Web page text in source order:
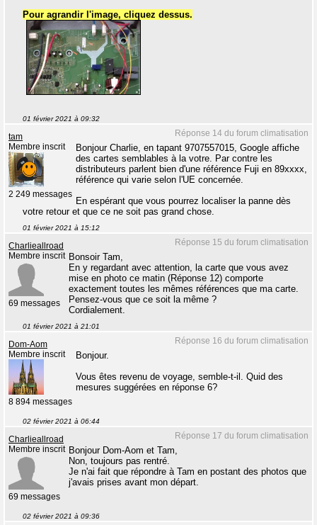
Pour agrandir l'image, cliquez dessus.
01 février 2021 à 09:32
Réponse 14 du forum climatisation
tam
Membre inscrit
2 249 messages
Bonjour Charlie, en tapant 9707557015, Google affiche
des cartes semblables à la votre. Par contre les
distributeurs parlent bien d'une référence Fuji en 89xxxx,
référence qui varie selon l'UE concernée.
En espérant que vous pourrez localiser la panne dès
votre retour et que ce ne soit pas grand chose.
01 février 2021 à 15:12
Réponse 15 du forum climatisation
Charlieallroad
Membre inscrit
69 messages
Bonsoir Tam,
En y regardant avec attention, la carte que vous avez
mise en photo ce matin (Réponse 12) comporte
exactement toutes les mêmes références que ma carte.
Pensez-vous que ce soit la même ?
Cordialement.
01 février 2021 à 21:01
Réponse 16 du forum climatisation
Dom-Aom
Membre inscrit
8 894 messages
Bonjour.
Vous êtes revenu de voyage, semble-t-il. Quid des
mesures suggérées en réponse 6?
02 février 2021 à 06:44
Réponse 17 du forum climatisation
Charlieallroad
Membre inscrit
69 messages
Bonjour Dom-Aom et Tam,
Non, toujours pas rentré.
Je n'ai fait que répondre à Tam en postant des photos que
j'avais prises avant mon départ.
02 février 2021 à 09:36